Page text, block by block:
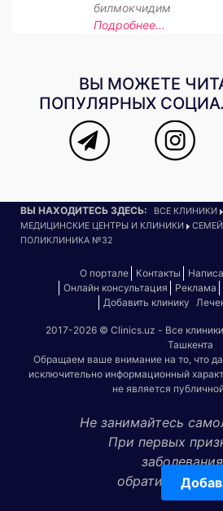
билмокчидим
Подробнее...
ВЫ МОЖЕТЕ
ПОПУЛЯРНЫХ
ВЫ НАХОДИТЕСЬ ЗДЕСЬ:
ВСЕ КЛИНИКИ
МЕДИЦИНСКИЕ ЦЕНТРЫ И КЛИНИКИ
ПОЛИКЛИНИКА №32
О портале Контакты
Онлайн консультация
Реклама
Добавить клинику
2017-2026 © Clinics.uz - Все
Ташкента
Обращаем ваше внимание на то, что
исключительно информационный
не является
Не занимайтесь
При первых
заболевания
обратитесь к